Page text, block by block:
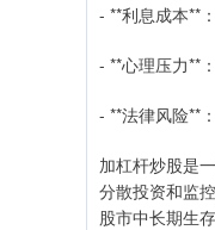
- **利息成本**
- **心理压力**
- **法律风险**
加杠杆炒股是
分散投资和监
股市中长期生存